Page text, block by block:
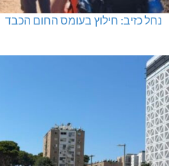
נחל כזיב: חילוץ בעומס החום הכבד